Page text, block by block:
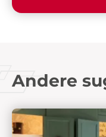
Andere